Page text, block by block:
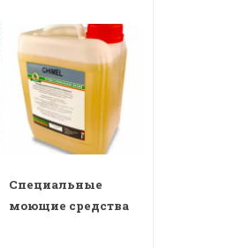
Специальные
моющие средства